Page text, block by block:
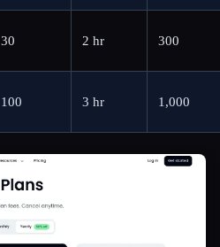
30 2 hr 300
100 3 hr 1,000